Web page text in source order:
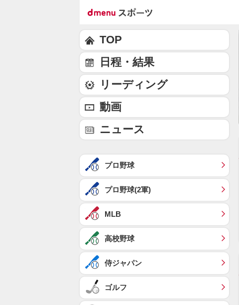
TOP
日程・結果
リーディング
動画
ニュース
プロ野球
プロ野球(2軍)
MLB
高校野球
侍ジャパン
ゴルフ